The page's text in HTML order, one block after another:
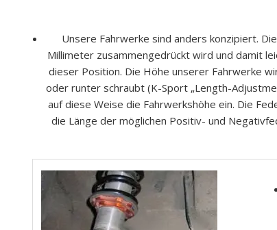
Unsere Fahrwerke sind anders konzipiert.
Millimeter zusammengedrückt wird und damit
dieser Position. Die Höhe unserer Fahrwerke
oder runter schraubt (K-Sport „Length-
auf diese Weise die Fahrwerkshöhe ein. Die
die Länge der möglichen Positiv- und